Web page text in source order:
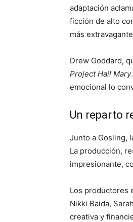
adaptación
ficción de alto
más
Drew Goddard,
Project Hail Mary
emocional lo
Un reparto
Junto a Gosling,
La producción,
impresionante,
Los productores
Nikki Baida,
creativa y